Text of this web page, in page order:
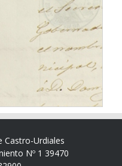
Castro-Urdiales
Nº 1 39470